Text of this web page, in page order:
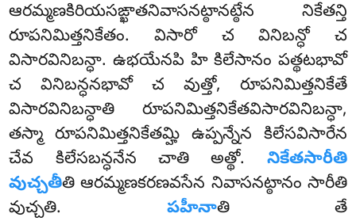
ఆరమ్మణకిరియసఙ్ఖాతనివాసనట్ఠానట్ఠేన నికేతన్తి
రూపనిమిత్తనికేతం. విసారో చ వినిబన్ధో చ
విసారవినిబన్ధా. ఉభయేనపి హి కిలేసానం పత్థటభావో
చ వినిబన్ధనభావో చ వుత్తో, రూపనిమిత్తనికేతే
విసారవినిబన్ధాతి రూపనిమిత్తనికేతవిసారవినిబన్ధా,
తస్మా రూపనిమిత్తనికేతమ్హి ఉప్పన్నేన కిలేసవిసారేన
చేవ కిలేసబన్ధనేన చాతి అత్థో. నికేతసారీతి
వుచ్చతీతి ఆరమ్మణకరణవసేన నివాసనట్ఠానం సారీతి
వుచ్చతి. పహీనాతి తే